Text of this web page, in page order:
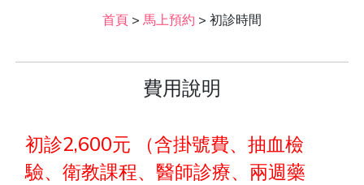
首頁 > 馬上預約 > 初診時間
費用說明
初診2,600元 （含掛號費、抽血檢
驗、衛教課程、醫師診療、兩週藥